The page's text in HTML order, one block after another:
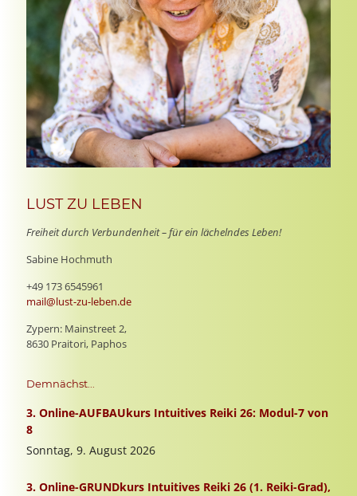
LUST ZU LEBEN
Freiheit durch Verbundenheit – für ein lächelndes Leben!
Sabine Hochmuth
+49 173 6545961
mail@lust-zu-leben.de
Zypern: Mainstreet 2,
8630 Praitori, Paphos
Demnächst...